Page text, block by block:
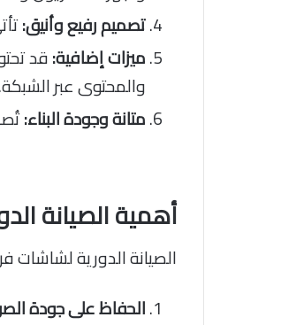
تصميم رفيع وأنيق:
ميزات إضافية:قد
والمحتوى عبر الشبكة.
متانة وجودة البناء:
أهمية الصيانة
الصيانة الدورية
الحفاظ على جودة